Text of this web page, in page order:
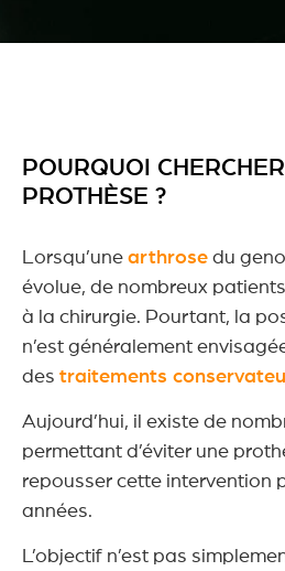
POURQUOI
PROTHÈSE ?
Lorsqu’une arthrose du
évolue, de nombreux
à la chirurgie. Pourtant, la
n’est généralement
des traitements
Aujourd’hui, il existe de
permettant d’éviter une
repousser cette intervention
années.
L’objectif n’est pas